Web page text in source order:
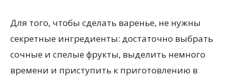
Для того, чтобы сделать варенье, не нужны
секретные ингредиенты: достаточно выбрать
сочные и спелые фрукты, выделить немного
времени и приступить к приготовлению в